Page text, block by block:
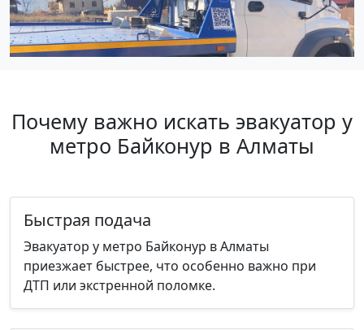
Почему важно искать эвакуатор у
метро Байконур в Алматы
Быстрая подача
Эвакуатор у метро Байконур в Алматы
приезжает быстрее, что особенно важно при
ДТП или экстренной поломке.